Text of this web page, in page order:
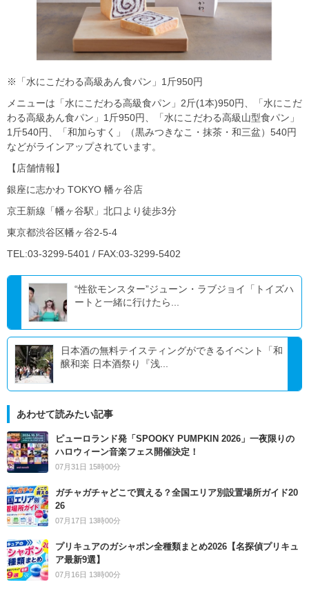
※「水にこだわる高級あん食パン」1斤950円
メニューは「水にこだわる高級食パン」2斤(1本)950円、「水にこだ
わる高級あん食パン」1斤950円、「水にこだわる高級山型食パン」
1斤540円、「和加らすく」（黒みつきなこ・抹茶・和三盆）540円
などがラインアップされています。
【店舗情報】
銀座に志かわ TOKYO 幡ヶ谷店
京王新線「幡ヶ谷駅」北口より徒歩3分
東京都渋谷区幡ヶ谷2-5-4
TEL:03-3299-5401 / FAX:03-3299-5402
“性欲モンスター”ジューン・ラブジョイ「トイズハ
ートと一緒に行けたら...
日本酒の無料テイスティングができるイベント「和
醸和楽 日本酒祭り『浅...
あわせて読みたい記事
ピューロランド発「SPOOKY PUMPKIN 2026」一夜限りの
ハロウィーン音楽フェス開催決定！
07月31日 15時00分
ガチャガチャどこで買える？全国エリア別設置場所ガイド20
26
07月17日 13時00分
プリキュアのガシャポン全種類まとめ2026【名探偵プリキュ
ア最新9選】
07月16日 13時00分